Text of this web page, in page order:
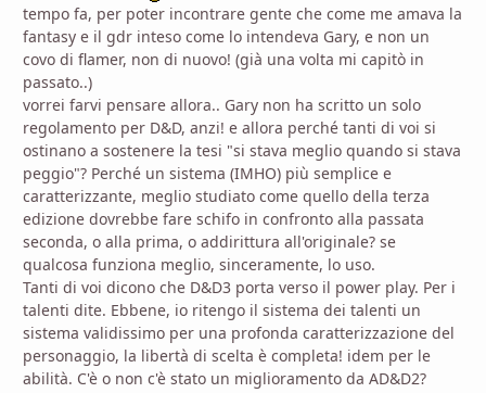
tempo fa, per poter incontrare gente che come me amava la
fantasy e il gdr inteso come lo intendeva Gary, e non un
covo di flamer, non di nuovo! (già una volta mi capitò in
passato..)
vorrei farvi pensare allora.. Gary non ha scritto un solo
regolamento per D&D, anzi! e allora perché tanti di voi si
ostinano a sostenere la tesi "si stava meglio quando si stava
peggio"? Perché un sistema (IMHO) più semplice e
caratterizzante, meglio studiato come quello della terza
edizione dovrebbe fare schifo in confronto alla passata
seconda, o alla prima, o addirittura all'originale? se
qualcosa funziona meglio, sinceramente, lo uso.
Tanti di voi dicono che D&D3 porta verso il power play. Per i
talenti dite. Ebbene, io ritengo il sistema dei talenti un
sistema validissimo per una profonda caratterizzazione del
personaggio, la libertà di scelta è completa! idem per le
abilità. C'è o non c'è stato un miglioramento da AD&D2?